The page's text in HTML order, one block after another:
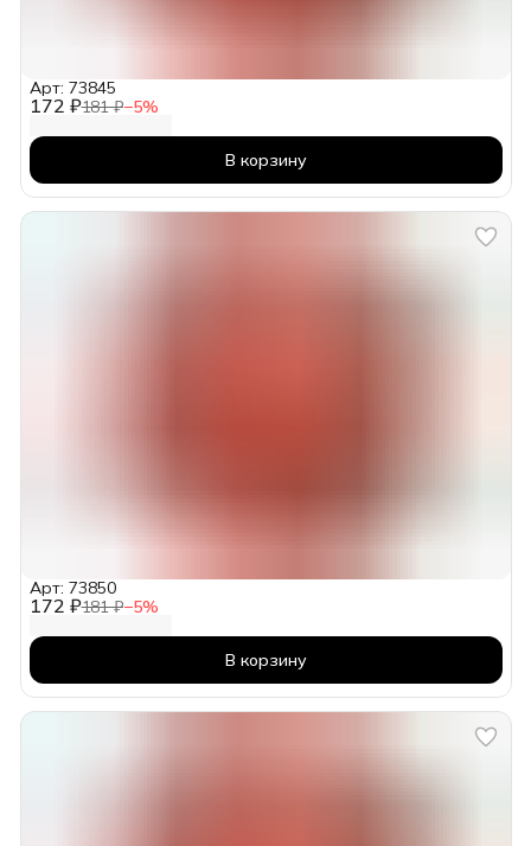
172 ₽181 ₽−5%
Арт: 73845
В корзину
172 ₽181 ₽−5%
Арт: 73850
В корзину